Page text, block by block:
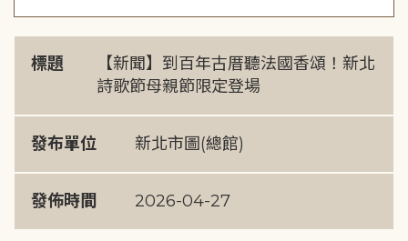
標題
【新聞】到百年古厝聽法國香頌！新北
詩歌節母親節限定登場
發布單位 新北市圖(總館)
發佈時間 2026-04-27